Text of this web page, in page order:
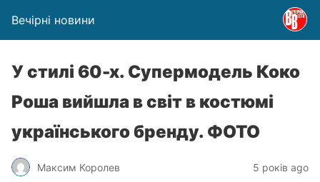
Вечірні новини
У стилі 60-х. Супермодель Коко
Роша вийшла в світ в костюмі
українського бренду. ФОТО
Максим Королев 5 років ago